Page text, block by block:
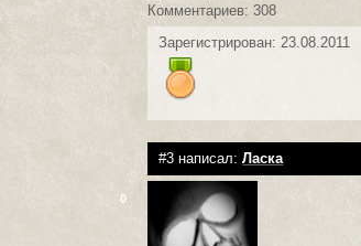
Комментариев: 308
Зарегистрирован: 23.08.2011
#3 написал:Ласка
0